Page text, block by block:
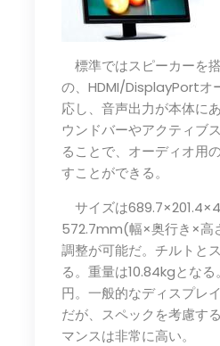
標準ではスピーカーを
の、HDMI/DisplayPortオ
応し、音声出力が本体に
ウンドバーやアクティブ
ることで、オーディオ用
すことができる。
サイズは
572.7mm(幅×奥行き×高
調整が可能だ。チルトと
る。重量は10.84kgとなる
円。一般的なディスプレ
だが、スペックを考慮す
マンスは非常に高い。